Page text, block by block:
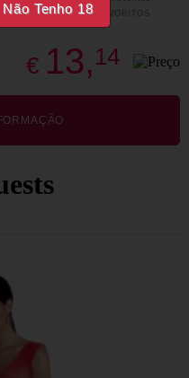
Não Tenho 18 FAVORITOS
€ 13,14